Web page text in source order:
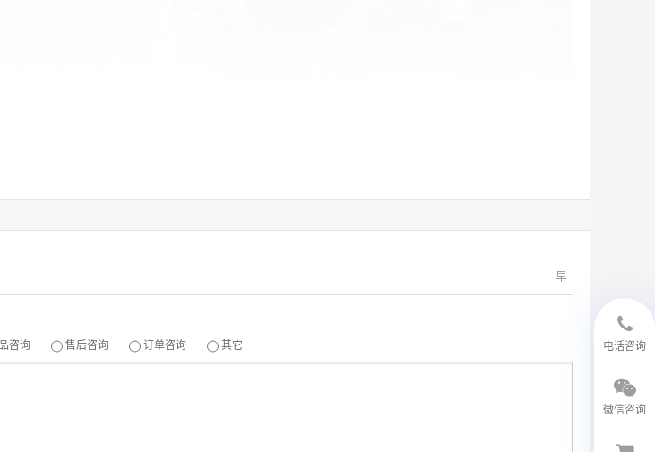
早
咨询 售后咨询 订单咨询 其它 电话咨询
微信咨询